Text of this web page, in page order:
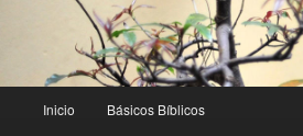
principal
Inicio Básicos Bíblicos